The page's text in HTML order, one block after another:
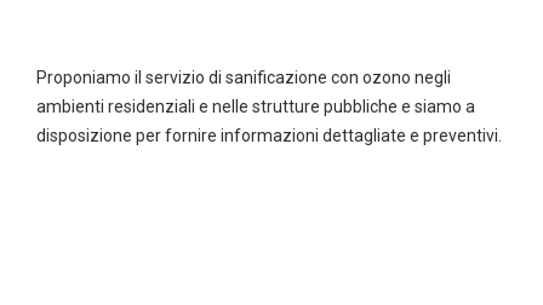
Proponiamo il servizio di sanificazione con ozono negli
ambienti residenziali e nelle strutture pubbliche e siamo a
disposizione per fornire informazioni dettagliate e preventivi.